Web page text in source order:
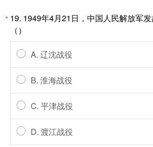
* 19. 1949年4月21日，中国人民解放军
（）
A. 辽沈战役
B. 淮海战役
C. 平津战役
D. 渡江战役